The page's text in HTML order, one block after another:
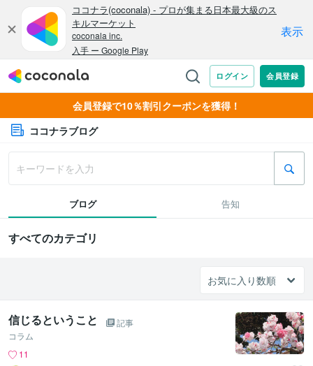
会員登録で10％割引クーポンを獲得！
ココナラブログ
ブログ 告知
すべてのカテゴリ
信じるということ
記事
コラム
11